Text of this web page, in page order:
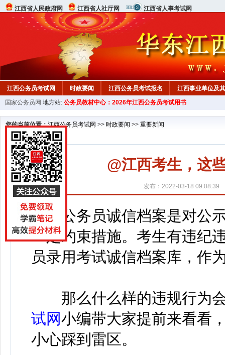
江西省人民政府网 江西省人社厅网 江西省人事考试网
江西公务员考试网 时政要闻 江西公务员考试报名 江西事业单位及
行测真题 在线咨询 教材中心
国家公务员网 地方站: 公务员教材中心：2026年江西公务员考试用书
您的当前位置：江西公务员考试网 >> 时政要闻 >> 重要新闻
@江西考生，这
发布：2022-03-18 09:08:39
公务员诚信档案是对公示
一定约束措施。考生有违纪
员录用考试诚信档案库，作
那么什么样的违规行为会
试网小编带大家提前来看看
小心踩到雷区。